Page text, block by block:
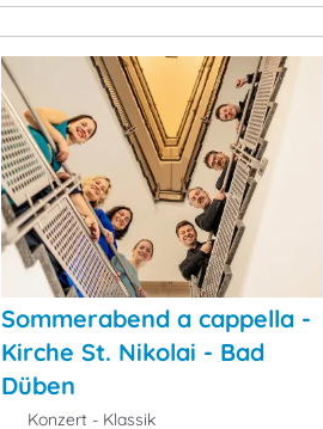
Sommerabend a cappella -
Kirche St. Nikolai - Bad
Düben
Konzert - Klassik